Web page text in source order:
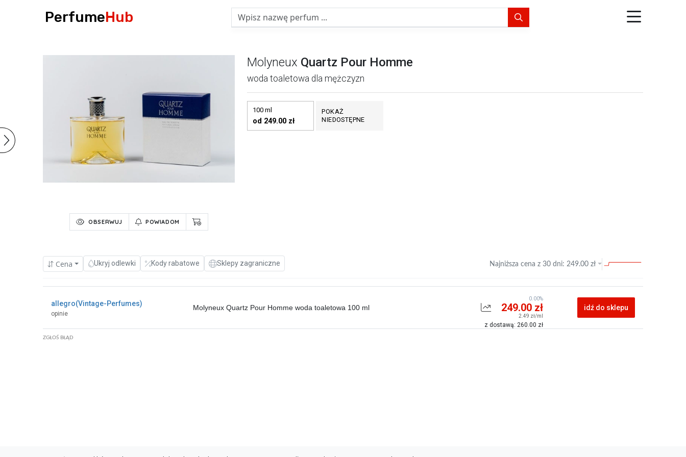
PerfumeHub
OBSERWUJ POWIADOM
Molyneux Quartz Pour Homme
woda toaletowa dla mężczyzn
100 ml
od 249.00 zł
POKAŻ
NIEDOSTĘPNE
Cena Ukryj odlewki Kody rabatowe Sklepy zagraniczne Najniższa cena z 30 dni: 249.00 zł
allegro(Vintage-Perfumes)
opinie
Molyneux Quartz Pour Homme woda toaletowa 100 ml 249.00 zł
2.49 zł/ml
z dostawą: 260.00 zł
0.00%
idź do sklepu
ZGŁOŚ BŁĄD